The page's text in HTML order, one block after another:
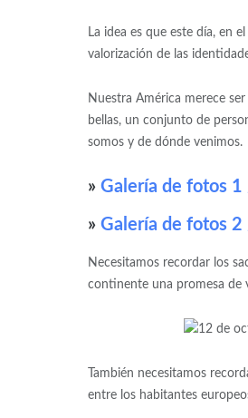
La idea es que este día, en
valorización de las
Nuestra América merece
bellas, un conjunto de
somos y de dónde venimos.
» Galería de fotos
» Galería de fotos
Necesitamos recordar los
continente una promesa de
También necesitamos
entre los habitantes